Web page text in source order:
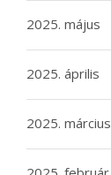
2025. május
2025. április
2025. március